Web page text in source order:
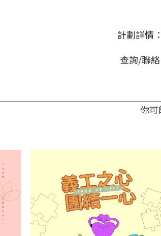
計劃詳情：
查詢/聯絡
你